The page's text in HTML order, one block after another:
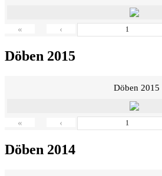
« ‹
Döben 2015
Döben 2015
« ‹
Döben 2014